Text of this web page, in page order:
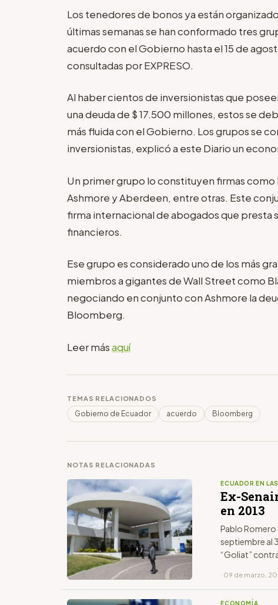
Los tenedores de bonos ya están
últimas semanas se han conformado tres
acuerdo con el Gobierno hasta el 15 de
consultadas por EXPRESO.
Al haber cientos de inversionistas que
una deuda de $ 17.500 millones, estos se
más fluida con el Gobierno. Los grupos se
inversionistas, explicó a este Diario un
Un primer grupo lo constituyen firmas
Ashmore y Aberdeen, entre otras. Este
firma internacional de abogados que presta
financieros.
Ese grupo es considerado uno de los más
miembros a gigantes de Wall Street como
negociando en conjunto con Ashmore la
Bloomberg.
Leer másaquí
TEMAS RELACIONADOS
Gobierno de Ecuador acuerdo Bloomberg
NOTAS RELACIONADAS
ECUADOR EN
Ex-
en 2013
Pablo Romero
septiembre al
“Goliat”
· 09 de marzo,
ECONOMÍA